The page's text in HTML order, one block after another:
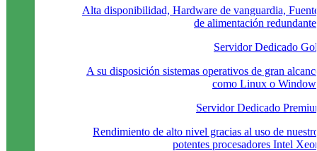
Alta disponibilidad, Hardware de vanguardia,
de alimentación
Servidor Dedicado
A su disposición sistemas operativos de gran
como Linux o
Servidor Dedicado
Rendimiento de alto nivel gracias al uso de
potentes procesadores Intel